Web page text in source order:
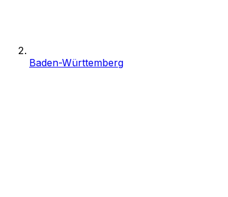
Baden-Württemberg